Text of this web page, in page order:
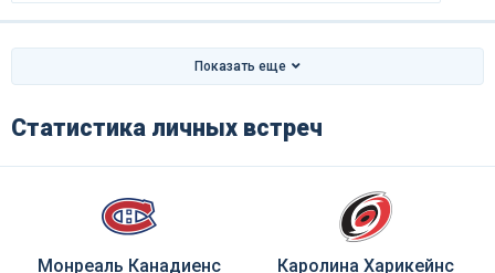
Показать еще
Статистика личных встреч
Монреаль Канадиенс Каролина Харикейнс